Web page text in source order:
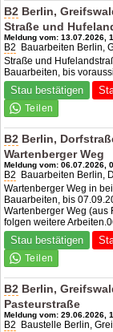
B2 Berlin,
Straße und
Meldung vom: 13.07.2026,
B2
Bauarbeiten Berlin,
Straße und
Bauarbeiten, bis
Stau bestätigen
B2 Berlin,
Wartenberger Weg
Meldung vom: 06.07.2026,
B2
Bauarbeiten Berlin,
Wartenberger Weg in
Bauarbeiten, bis
Wartenberger Weg (aus
folgen weitere
Stau bestätigen
B2 Berlin,
Pasteurstraße
Meldung vom: 29.06.2026,
B2
Baustelle Berlin,